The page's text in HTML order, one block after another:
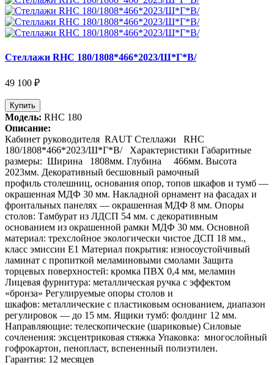
Стеллажи RHC 180/1808*466*2023/Ш*Г*В/
49 100 ₽
Купить
Модель: RHC 180
Описание:
Кабинет руководителя RAUT Стеллажи RHC
180/1808*466*2023/Ш*Г*В/ Характеристики Габаритные
размеры: Ширина 1808мм. Глубина 466мм. Высота
2023мм. Декоративный бесшовный рамочный
профиль столешниц, основания опор, топов шкафов и тумб —
окрашенная МДФ 30 мм. Накладной орнамент на фасадах и
фронтальных панелях — окрашенная МДФ 8 мм. Опоры
столов: Тамбурат из ЛДСП 54 мм. с декоративным
основанием из окрашенной рамки МДФ 30 мм. Основной
материал: трехслойное экологически чистое ДСП 18 мм.,
класс эмиссии Е1 Материал покрытия: износоустойчивый
ламинат с пропиткой меламиновыми смолами Защита
торцевых поверхностей: кромка ПВХ 0,4 мм, меламин
Лицевая фурнитура: металлическая ручка с эффектом
«бронза» Регулируемые опоры столов и
шкафов: металлические с пластиковым основанием, диапазон
регулировок — до 15 мм. Ящики тумб: фолдинг 12 мм.
Направляющие: телескопические (шариковые) Силовые
сочленения: эксцентриковая стяжка Упаковка: многослойный
гофрокартон, пенопласт, вспененный полиэтилен.
Гарантия: 12 месяцев